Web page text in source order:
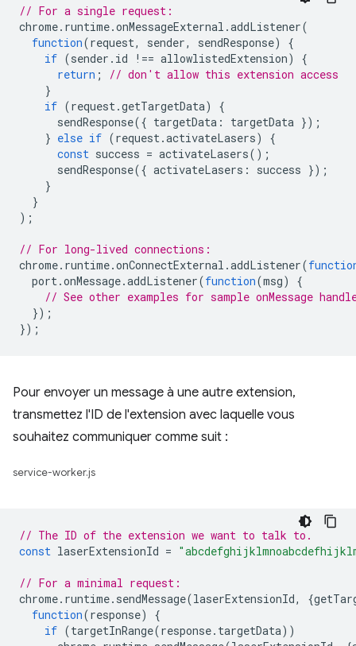
// For a single request:
chrome. runtime.onMessageExternal .addListener(
function(request, sender, sendResponse)
{
if (sender . id !== allowlistedExtension)
{
return ;
// don't allow this extension access
}
if (request.getTargetData)
{
sendResponse({ targetData : targetData });
} else if (request.activateLasers)
{
const success = activateLasers();
sendResponse({ activateLasers : success });
}
}
);
// For long-lived connections:
chrome. runtime.onConnectExternal .addListener(
port.onMessage.addListener(function(msg)
{
// See other examples for sample onMessage
});
});
Pour envoyer un message à une autre extension,
transmettez l'ID de l'extension avec laquelle vous
souhaitez communiquer comme suit :
service-worker.js
// The ID of the extension we want to talk to.
const laserExtensionId =
// For a minimal request:
chrome. runtime. sendMessage(laserExtensionId, {
function(response)
{
if (targetInRange(response. targetData))